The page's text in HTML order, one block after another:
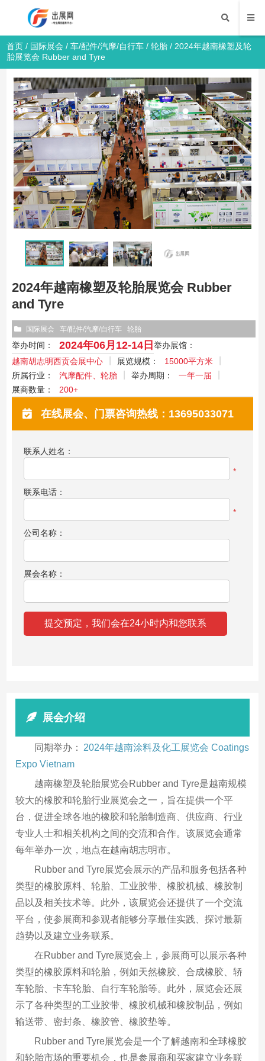
首页 / 国际展会 /车/配件/汽摩/自行车 /轮胎 / 2024年越南橡塑及轮
胎展览会 Rubber and Tyre
2024年越南橡塑及轮胎展览会 Rubber
and Tyre
国际展会 车/配件/汽摩/自行车 轮胎
举办时间： 2024年06月12-14日 举办展馆：
越南胡志明西贡会展中心
展览规模：
15000平方米
所属行业：
汽摩配件、轮胎 举办周期：
一年一届
展商数量：
200+
在线展会、门票咨询热线：13695033071
联系人姓名：
*
联系电话：
*
公司名称：
展会名称：
展会介绍
同期举办：
2024年越南涂料及化工展览会 Coatings
Expo Vietnam
越南橡塑及轮胎展览会Rubber and Tyre是越南规模
较大的橡胶和轮胎行业展览会之一，旨在提供一个平
台，促进全球各地的橡胶和轮胎制造商、供应商、行业
专业人士和相关机构之间的交流和合作。该展览会通常
每年举办一次，地点在越南胡志明市。
Rubber and Tyre展览会展示的产品和服务包括各种
类型的橡胶原料、轮胎、工业胶带、橡胶机械、橡胶制
品以及相关技术等。此外，该展览会还提供了一个交流
平台，使参展商和参观者能够分享最佳实践、探讨最新
趋势以及建立业务联系。
在Rubber and Tyre展览会上，参展商可以展示各种
类型的橡胶原料和轮胎，例如天然橡胶、合成橡胶、轿
车轮胎、卡车轮胎、自行车轮胎等。此外，展览会还展
示了各种类型的工业胶带、橡胶机械和橡胶制品，例如
输送带、密封条、橡胶管、橡胶垫等。
Rubber and Tyre展览会是一个了解越南和全球橡胶
和轮胎市场的重要机会，也是参展商和买家建立业务联